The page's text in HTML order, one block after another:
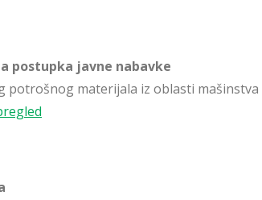
postupka javne nabavke
potrošnog materijala iz oblasti mašinstva